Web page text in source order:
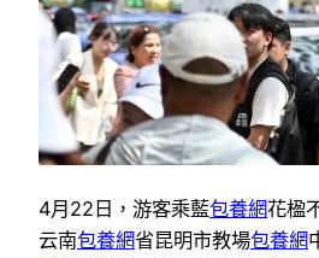
4月22日，游客乘藍包養網花楹
云南包養網省昆明市教場包養網